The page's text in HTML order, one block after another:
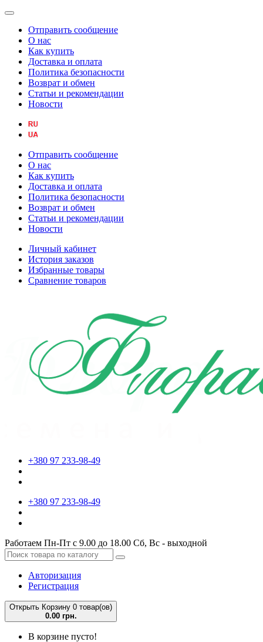
Отправить сообщение
О нас
Как купить
Доставка и оплата
Политика безопасности
Возврат и обмен
Статьи и рекомендации
Новости
Отправить сообщение
О нас
Как купить
Доставка и оплата
Политика безопасности
Возврат и обмен
Статьи и рекомендации
Новости
Личный кабинет
История заказов
Избранные товары
Сравнение товаров
+380 97 233-98-49
+380 97 233-98-49
Работаем Пн-Пт с 9.00 до 18.00 Сб, Вс - выходной
Авторизация
Регистрация
Открыть Корзину 0 товар(ов)
0.00 грн.
В корзине пусто!